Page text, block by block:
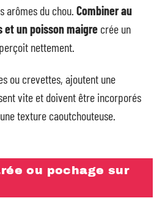
arômes du chou. Combiner au
et un poisson maigre crée un
nettement.
ou crevettes, ajoutent une
vite et doivent être incorporés
texture caoutchouteuse.
ou pochage sur